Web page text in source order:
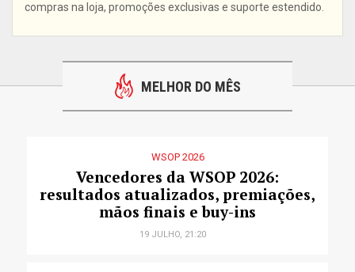
compras na loja, promoções exclusivas e suporte estendido.
MELHOR DO MÊS
WSOP 2026
Vencedores da WSOP 2026:
resultados atualizados, premiações,
mãos finais e buy-ins
19 JULHO, 21:20